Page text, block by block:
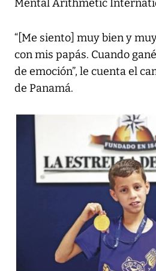
Mental Arithmetic
“[Me siento] muy bien y
con mis papás. Cuando
de emoción”, le cuenta el
de Panamá.